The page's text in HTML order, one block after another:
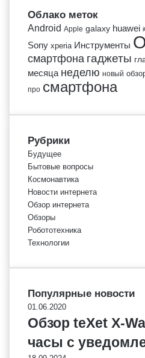
Облако меток
Android Apple galaxy huawei
Sony xperia Инструменты
смартфона гаджеты
месяца неделю новый
про смартфона
Рубрики
Будущее
Бытовые вопросы
Космонавтика
Новости интернета
Обзор интернета
Обзоры
Робототехника
Технологии
Популярные новости
01.06.2020
Обзор teXet X-
часы с